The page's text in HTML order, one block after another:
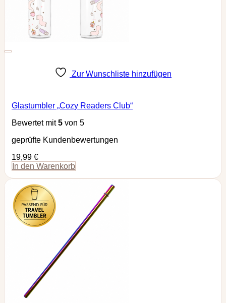
Zur Wunschliste hinzufügen
Glastumbler „Cozy Readers Club“
Bewertet mit5 von 5
geprüfte Kundenbewertungen
19,99 €
In den Warenkorb